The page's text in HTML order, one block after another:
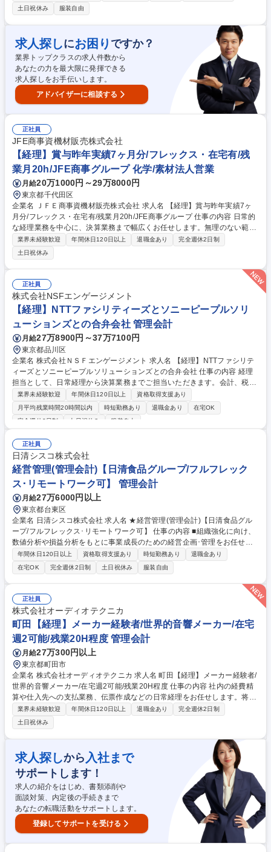
社とは異なる会計処理や予算管理が求められるます。 ・日次・月次・年次
の経理業務・仕訳入力、伝票処理、請求書管理 ・支払処理、入出金管理・
月次・年次決算業務・税務対応、納税関連業務 ・経費精算対応・会計ソフ
トの運用管理・顧問税理士、監査法人など外部専門家との連携・新規事業
や新たな取引発生時の会計処理整理 ・社内メンバーへのヒアリング、取引
内容の整理 ・各種プロジェクトの予算・会計管理サポート 募集職種 【経
理】コーポレートファイナンススタッフ～先端技術の社会連携に係わる～
土日祝休み
服装自由
求人探しにお困り ですか？
業界トップクラスの求人件数から
あなたの力を最大限に発揮できる
求人探しをお手伝いします。
アドバイザーに相談する
正社員
JFE商事資機材販売株式会社
【経理】賞与昨年実績7ヶ月分/フレックス・在宅有/残
業月20h/JFE商事グループ 化学/素材法人営業
月給20万1000円～29万8000円
東京都千代田区
企業名 ＪＦＥ商事資機材販売株式会社 求人名 【経理】賞与昨年実績7ヶ
月分/フレックス・在宅有/残業月20h/JFE商事グループ 仕事の内容 日常的
な経理業務を中心に、決算業務まで幅広くお任せします。無理のない範囲
からスタートし、将来的には管理部門の要としてスキルアップを図ってい
ただくことを期待します。 ■日常経理：仕訳入力、伝票処理、現金出納管
理 ■債権債務：売掛金・買掛金管理、請求書作成・管理 ■決算・外部連
携：月次・年次決算のサポート、会計事務所とのやり取り ■その他：Exce
lを使用した簡単な資料作成など 募集職種 【経理】賞与昨年実績7ヶ月分/
フレックス・在宅有/残業月20h/JFE商事グループ
業界未経験歓迎 年間休日120日以上 退職金あり
完全週休2日制
土日祝休み
正社員
株式会社NSFエンゲージメント
【経理】NTTファシリティーズとソニーピープルソリ
ューションズとの合弁会社 管理会計
月給27万8900円～37万7100円
東京都品川区
企業名 株式会社ＮＳＦエンゲージメント 求人名 【経理】NTTファシリテ
ィーズとソニーピープルソリューションズとの合弁会社 仕事の内容 経理
担当として、日常経理から決算業務までご担当いただきます。会計、税
務、財務等、経理全体の業務からスキルを身につけ、将来的にリーダーや
マネジメント業務を担っていただくことも期待しています。 【具体的に
は】■HRMOS経費システムを利用した立替精算･経費精算業務■ 支払関連
年次決算業務など。また、ご経験やスキルに応じて、将来的には以下の業
務にも挑戦いただけます。 ■決算業務の取りまとめ■税務関連業務■業務改
善･課題解決推進■部門運営サポート 募集職種 【経理】NTTファシリティ
ーズとソニーピープルソリューションズとの合弁会社
業界未経験歓迎 年間休日120日以上
資格取得支援あり
月平均残業時間20時間以内
時短勤務あり 退職金あり
在宅OK
完全週休2日制
土日祝休み 服装自由
正社員
日清シスコ株式会社
経営管理(管理会計)【日清食品グループ/フルフレック
ス･リモートワーク可】 管理会計
月給27万6000円以上
東京都台東区
企業名 日清シスコ株式会社 求人名 ★経営管理(管理会計)【日清食品グル
ープ/フルフレックス･リモートワーク可】 仕事の内容 ■組織強化に向け、
数値分析や損益分析をもとに事業成長のための経営企画･管理をお任せし
ます。 ★「もっと次 の100年へ」を掲げる同社の発展に向けた将来の幹部
候補/在宅勤務可/フルフレックスタイム制あり★ ご本人様のご経験に基づ
いて業務をお任せする予定。 ゆくゆくは経営陣に対しての提言や事業計画
書のプレゼン等をお任せいたします。 【主な業務】◎事業計画策定(年次･
中期事業計画の策定)、◎業績管理(損益分析･見込/月次決算･報告)、◎管理
会計(ブランド別損益/営業部門損益管理)、◎経営改善提案、◎IR業務、内
部統制業務 募集職種 ★経営管理(管理会計)【日清食品グループ/フルフレ
ックス･リモートワーク可】
年間休日120日以上 資格取得支援あり 時短勤務あり
退職金あり
在宅OK
完全週休2日制 土日祝休み 服装自由
正社員
株式会社オーディオテクニカ
町田【経理】メーカー経験者/世界的音響メーカー/在宅
週2可能/残業20H程度 管理会計
月給27万300円以上
東京都町田市
企業名 株式会社オーディオテクニカ 求人名 町田【経理】メーカー経験者/
世界的音響メーカー/在宅週2可能/残業20H程度 仕事の内容 社内の経費精
算や仕入先への支払業務、伝票作成などの日常経理をお任せします。将来
的には、ご経験や習熟度に応じて年次決算、税務申告、SAPを用いた業務
フロー変更対応など幅広くアサインします。 【詳細業務】■支払業務（経
費精算、仕入先への支払い）■伝票作成、記帳■預貯金管理【将来的な業
務】■年次決算対応（税務申告書作成など） ■法人税、消費税、源泉所得
税等の申告、納税■固定資産管理■システム管理（SAP等）■会計基準や制
度変更に伴う業務フロー変更対応★世界的な音響機器メーカーの財務基盤
を支えるやりがいのあるポジションです。 募集職種 町田【経理】メーカ
ー経験者/世界的音響メーカー/在宅週2可能/残業20H程度
業界未経験歓迎 年間休日120日以上 退職金あり
完全週休2日制
土日祝休み
求人探しから 入社まで
サポートします！
求人の紹介をはじめ、書類添削や
面談対策、内定後の手続きまで
あなたの転職活動をサポートします。
登録してサポートを受ける